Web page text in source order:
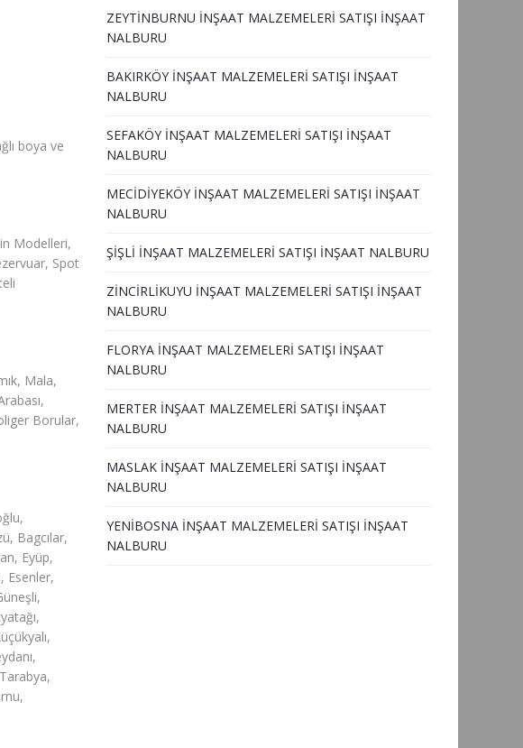
boya ve
Modelleri,
Spot
Mala,
Borular,
Bagcılar,
Eyüp,
Esenler,
ZEYTİNBURNU İNŞAAT MALZEMELERİ SATIŞI İNŞAAT
NALBURU
BAKIRKÖY İNŞAAT MALZEMELERİ SATIŞI İNŞAAT
NALBURU
SEFAKÖY İNŞAAT MALZEMELERİ SATIŞI İNŞAAT
NALBURU
MECİDİYEKÖY İNŞAAT MALZEMELERİ SATIŞI İNŞAAT
NALBURU
ŞİŞLİ İNŞAAT MALZEMELERİ SATIŞI İNŞAAT NALBURU
ZİNCİRLİKUYU İNŞAAT MALZEMELERİ SATIŞI İNŞAAT
NALBURU
FLORYA İNŞAAT MALZEMELERİ SATIŞI İNŞAAT
NALBURU
MERTER İNŞAAT MALZEMELERİ SATIŞI İNŞAAT
NALBURU
MASLAK İNŞAAT MALZEMELERİ SATIŞI İNŞAAT
NALBURU
YENİBOSNA İNŞAAT MALZEMELERİ SATIŞI İNŞAAT
NALBURU